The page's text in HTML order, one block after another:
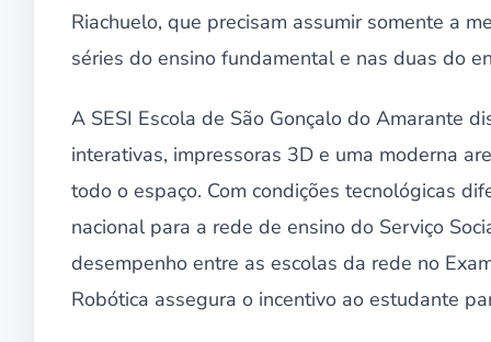
Riachuelo, que precisam assumir somente a
séries do ensino fundamental e nas duas do
A SESI Escola de São Gonçalo do Amarante
interativas, impressoras 3D e uma moderna
todo o espaço. Com condições tecnológicas
nacional para a rede de ensino do Serviço
desempenho entre as escolas da rede no
Robótica assegura o incentivo ao estudante